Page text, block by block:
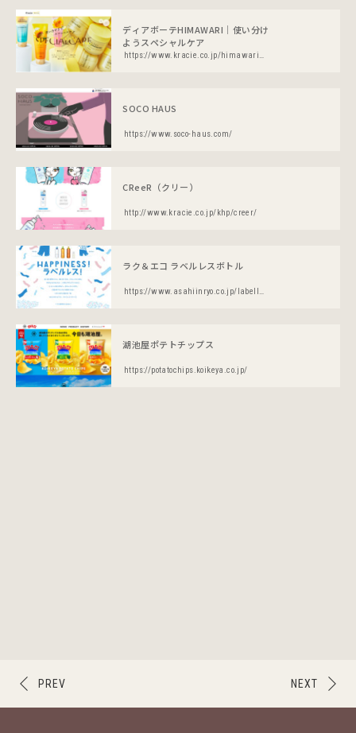
ディアボーテHIMAWARI｜使い分け
ようスペシャルケア
https://www.kracie.co.jp/himawari/special/specialcare/
SOCO HAUS
https://www.soco-haus.com/
CReeR（クリー）
http://www.kracie.co.jp/khp/creer/
ラク＆エコ ラベルレスボトル
https://www.asahiinryo.co.jp/labelless/
湖池屋ポテトチップス
https://potatochips.koikeya.co.jp/
NEXT
PREV